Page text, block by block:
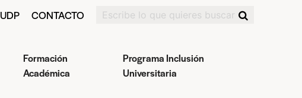
UDP CONTACTO
Formación
Académica
Programa Inclusión
Universitaria